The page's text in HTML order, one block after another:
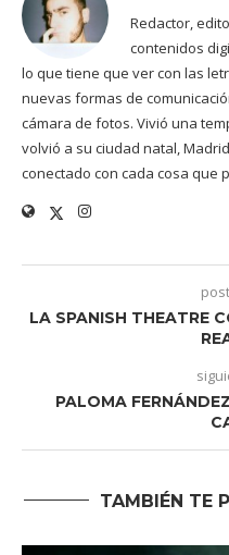
Redactor,
contenidos
lo que tiene que ver con las
nuevas formas de
cámara de fotos. Vivió una
volvió a su ciudad natal,
conectado con cada cosa que
LA SPANISH THEATRE
PALOMA
TAMBIÉN TE